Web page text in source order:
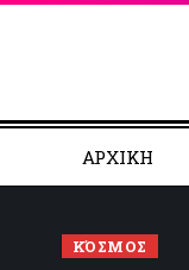
ΑΡΧΙΚΗ
ΚΌΣΜΟΣ